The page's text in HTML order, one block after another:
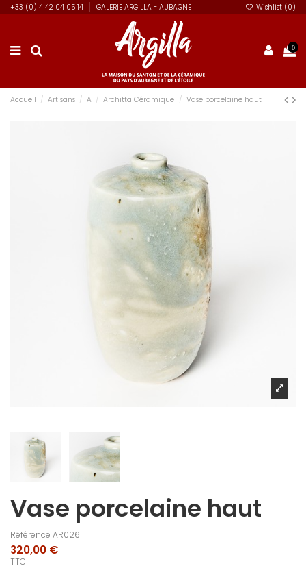
+33 (0) 4 42 04 05 14 GALERIE ARGILLA - AUBAGNE Wishlist (0)
0
Accueil Artisans A Architta Céramique Vase porcelaine haut
Vase porcelaine haut
Référence AR026
320,00 €
TTC